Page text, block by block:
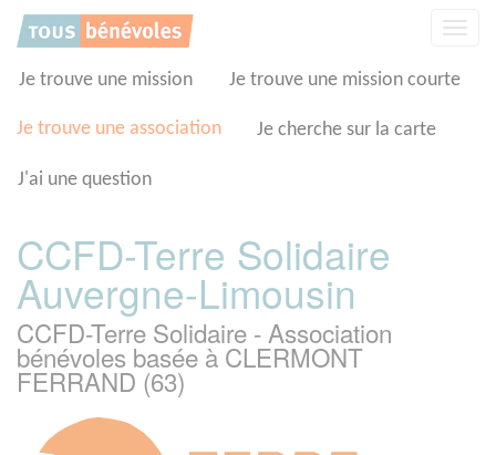
Je trouve une mission Je trouve une mission courte
Je trouve une association Je cherche sur la carte
J'ai une question
CCFD-Terre Solidaire
Auvergne-Limousin
CCFD-Terre Solidaire - Association
bénévoles basée à CLERMONT
FERRAND (63)
Panneau de gestion des cookies